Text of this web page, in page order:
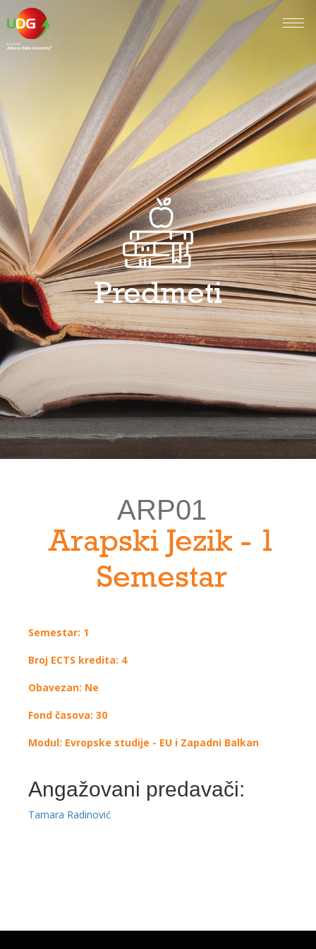
Predmeti
ARP01
Arapski Jezik - 1
Semestar
Semestar: 1
Broj ECTS kredita: 4
Obavezan: Ne
Fond časova: 30
Modul: Evropske studije - EU i Zapadni Balkan
Angažovani predavači:
Tamara Radinović